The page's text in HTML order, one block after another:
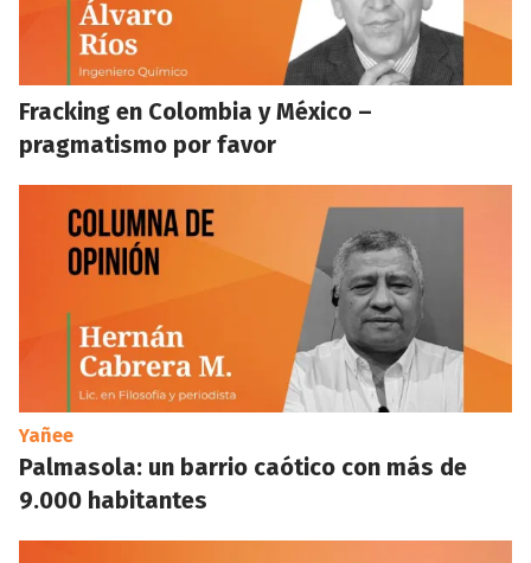
Fracking en Colombia y México –
pragmatismo por favor
Yañee
Palmasola: un barrio caótico con más de
9.000 habitantes